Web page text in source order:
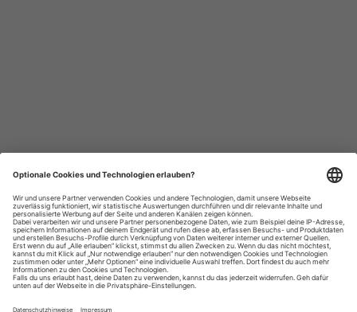
Datenschutzhinweise
Impressum
Privatsphäre-Einstellungen